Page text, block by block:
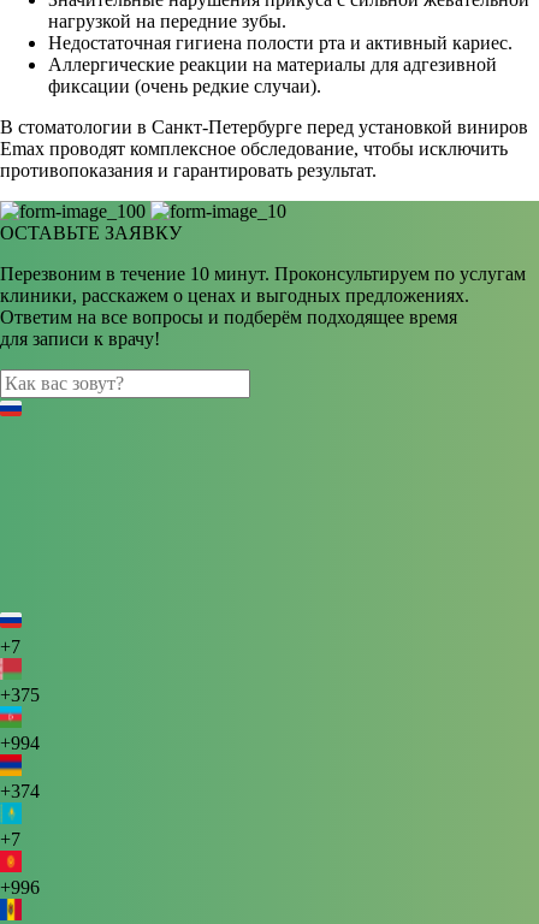
нагрузкой на передние зубы.
Недостаточная гигиена полости рта и активный кариес.
Аллергические реакции на материалы для адгезивной
фиксации (очень редкие случаи).
В стоматологии в Санкт-Петербурге перед установкой виниров
Еmax проводят комплексное обследование, чтобы исключить
противопоказания и гарантировать результат.
ОСТАВЬТЕ ЗАЯВКУ
Перезвоним в течение 10 минут. Проконсультируем по услугам
клиники, расскажем о ценах и выгодных предложениях.
Ответим на все вопросы и подберём подходящее время
для записи к врачу!
+7
+375
+994
+374
+7
+996